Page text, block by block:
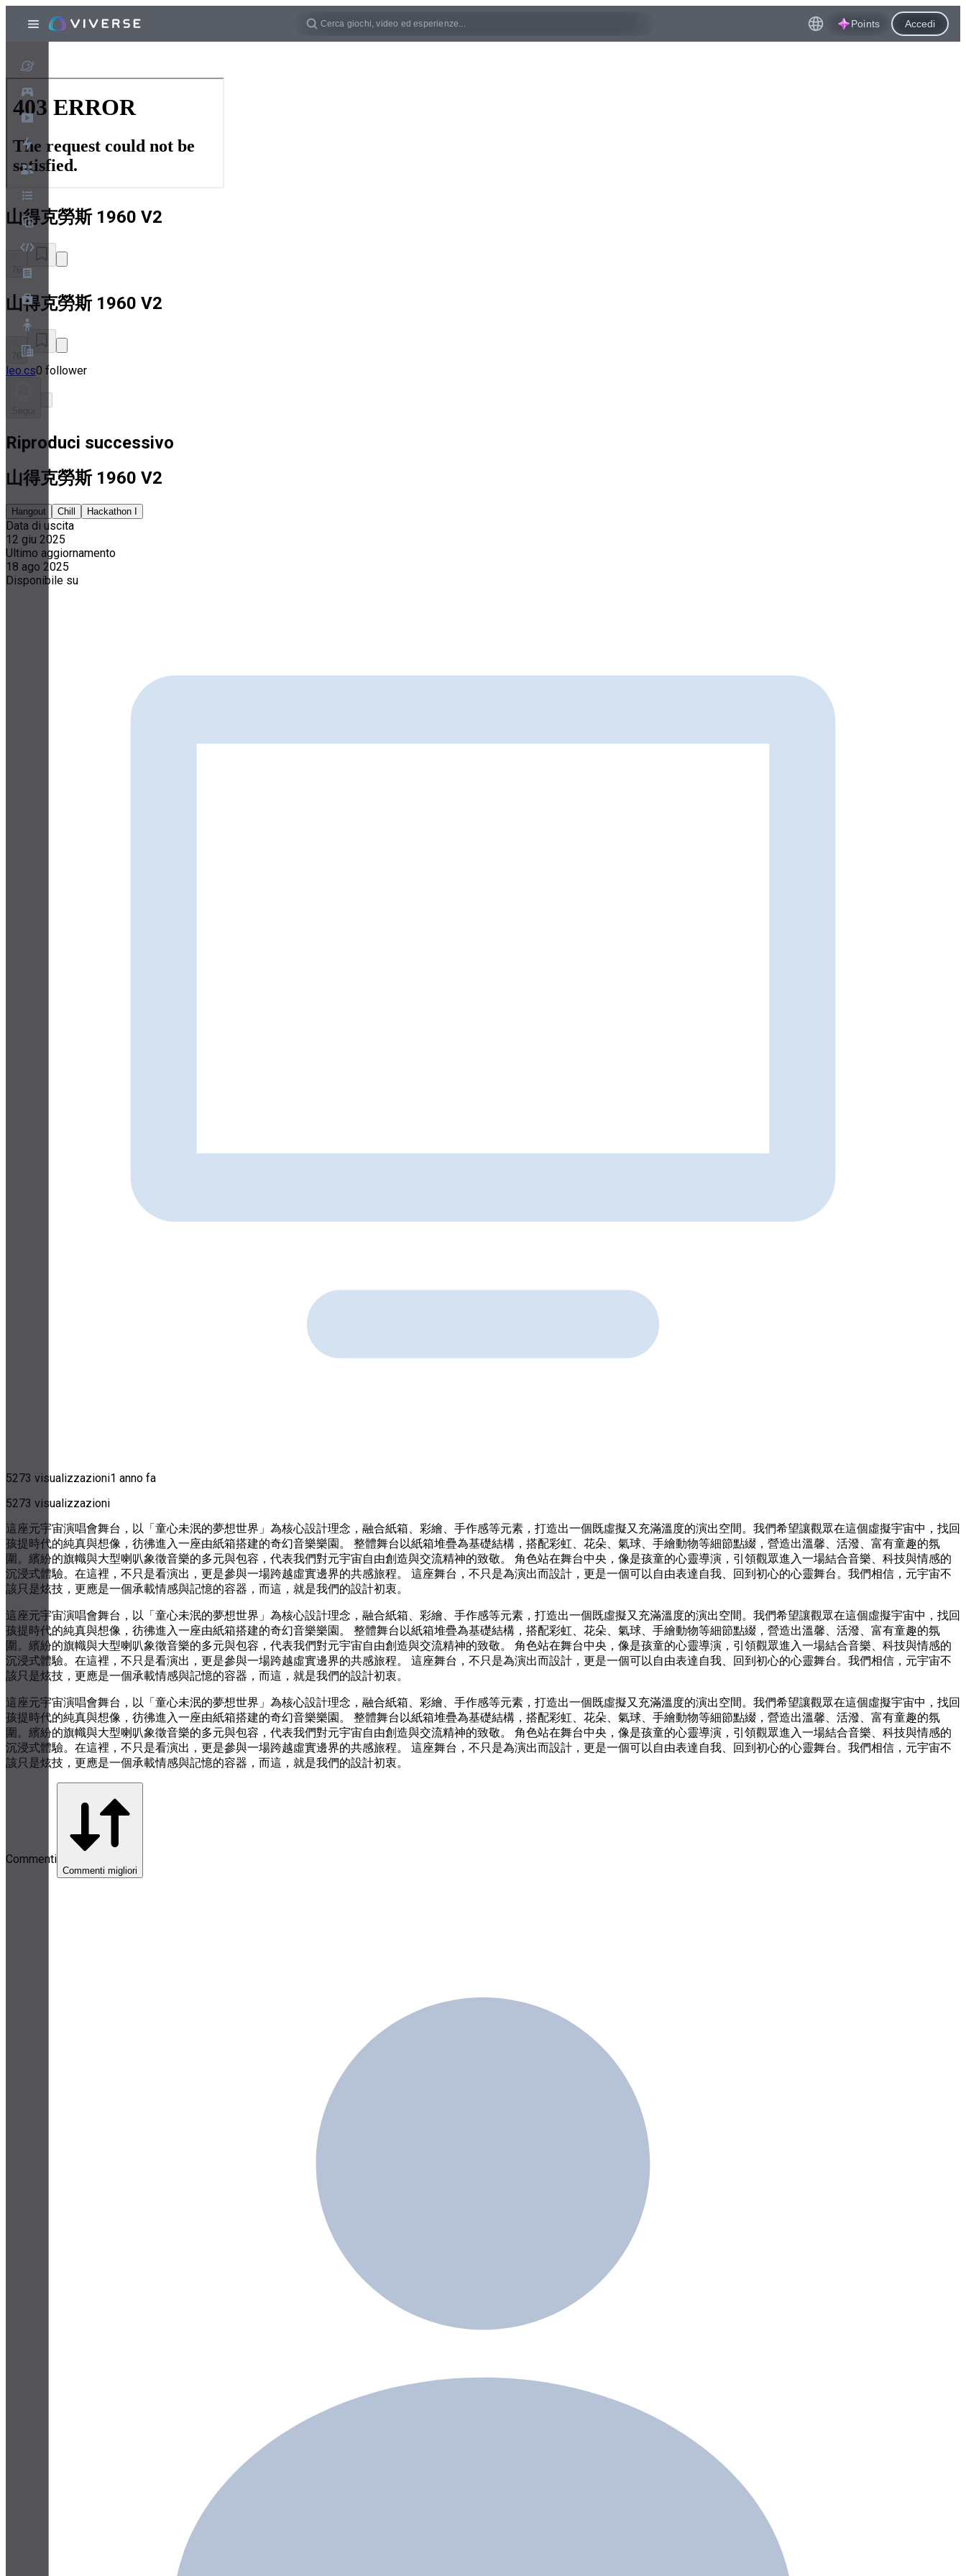
Termini di servizio
Impostazioni cookie
White paper su sicurezza e privacy
Points Accedi
山得克勞斯 1960 V2
山得克勞斯 1960 V2
leo.cs0 follower
Riproduci successivo
山得克勞斯 1960 V2
Hangout Chill Hackathon I
Data di uscita
12 giu 2025
Ultimo aggiornamento
18 ago 2025
Disponibile su
5273 visualizzazioni1 anno fa
5273 visualizzazioni
這座元宇宙演唱會舞台，以「童心未泯的夢想世界」為核心設計理念，融合紙箱、彩繪、手作感等元素，打造出一個既虛擬又充滿溫度的演出空間。我們希望讓觀眾在這個虛擬宇宙中，找回
孩提時代的純真與想像，彷彿進入一座由紙箱搭建的奇幻音樂樂園。 整體舞台以紙箱堆疊為基礎結構，搭配彩虹、花朵、氣球、手繪動物等細節點綴，營造出溫馨、活潑、富有童趣的氛
圍。繽紛的旗幟與大型喇叭象徵音樂的多元與包容，代表我們對元宇宙自由創造與交流精神的致敬。 角色站在舞台中央，像是孩童的心靈導演，引領觀眾進入一場結合音樂、科技與情感的
沉浸式體驗。在這裡，不只是看演出，更是參與一場跨越虛實邊界的共感旅程。 這座舞台，不只是為演出而設計，更是一個可以自由表達自我、回到初心的心靈舞台。我們相信，元宇宙不
該只是炫技，更應是一個承載情感與記憶的容器，而這，就是我們的設計初衷。
這座元宇宙演唱會舞台，以「童心未泯的夢想世界」為核心設計理念，融合紙箱、彩繪、手作感等元素，打造出一個既虛擬又充滿溫度的演出空間。我們希望讓觀眾在這個虛擬宇宙中，找回
孩提時代的純真與想像，彷彿進入一座由紙箱搭建的奇幻音樂樂園。 整體舞台以紙箱堆疊為基礎結構，搭配彩虹、花朵、氣球、手繪動物等細節點綴，營造出溫馨、活潑、富有童趣的氛
圍。繽紛的旗幟與大型喇叭象徵音樂的多元與包容，代表我們對元宇宙自由創造與交流精神的致敬。 角色站在舞台中央，像是孩童的心靈導演，引領觀眾進入一場結合音樂、科技與情感的
沉浸式體驗。在這裡，不只是看演出，更是參與一場跨越虛實邊界的共感旅程。 這座舞台，不只是為演出而設計，更是一個可以自由表達自我、回到初心的心靈舞台。我們相信，元宇宙不
該只是炫技，更應是一個承載情感與記憶的容器，而這，就是我們的設計初衷。
這座元宇宙演唱會舞台，以「童心未泯的夢想世界」為核心設計理念，融合紙箱、彩繪、手作感等元素，打造出一個既虛擬又充滿溫度的演出空間。我們希望讓觀眾在這個虛擬宇宙中，找回
孩提時代的純真與想像，彷彿進入一座由紙箱搭建的奇幻音樂樂園。 整體舞台以紙箱堆疊為基礎結構，搭配彩虹、花朵、氣球、手繪動物等細節點綴，營造出溫馨、活潑、富有童趣的氛
圍。繽紛的旗幟與大型喇叭象徵音樂的多元與包容，代表我們對元宇宙自由創造與交流精神的致敬。 角色站在舞台中央，像是孩童的心靈導演，引領觀眾進入一場結合音樂、科技與情感的
沉浸式體驗。在這裡，不只是看演出，更是參與一場跨越虛實邊界的共感旅程。 這座舞台，不只是為演出而設計，更是一個可以自由表達自我、回到初心的心靈舞台。我們相信，元宇宙不
該只是炫技，更應是一個承載情感與記憶的容器，而這，就是我們的設計初衷。
Commenti
Commenti migliori